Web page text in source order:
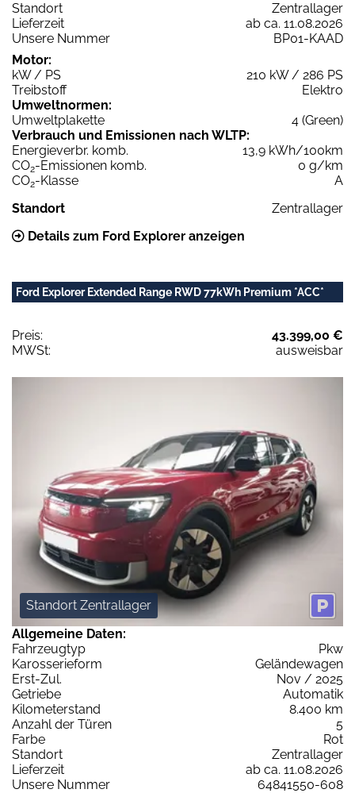
Standort
Zentrallager
Lieferzeit
ab ca. 11.08.2026
Unsere Nummer
BP01-KAAD
Motor:
kW / PS
210 kW / 286 PS
Treibstoff
Elektro
Umweltnormen:
Umweltplakette
4 (Green)
Verbrauch und Emissionen nach WLTP:
Energieverbr. komb.
13,9 kWh/100km
CO2-Emissionen komb.
0 g/km
CO2-Klasse
A
Standort
Zentrallager
Details zum Ford Explorer anzeigen
Ford Explorer Extended Range RWD 77kWh Premium *ACC*
Preis:
43.399,00 €
MWSt:
ausweisbar
Standort Zentrallager
Allgemeine Daten:
Fahrzeugtyp
Pkw
Karosserieform
Geländewagen
Erst-Zul.
Nov / 2025
Getriebe
Automatik
Kilometerstand
8.400 km
Anzahl der Türen
5
Farbe
Rot
Standort
Zentrallager
Lieferzeit
ab ca. 11.08.2026
Unsere Nummer
64841550-608